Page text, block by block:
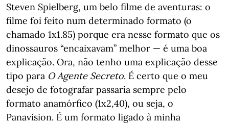
Steven Spielberg, um belo filme de aventuras: o
filme foi feito num determinado formato (o
chamado 1x1.85) porque era nesse formato que os
dinossauros “encaixavam” melhor — é uma boa
explicação. Ora, não tenho uma explicação desse
tipo para O Agente Secreto. É certo que o meu
desejo de fotografar passaria sempre pelo
formato anamórfico (1x2,40), ou seja, o
Panavision. É um formato ligado à minha